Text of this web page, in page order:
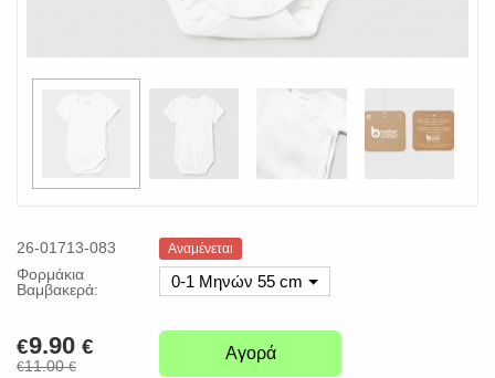
26-01713-083 Αναμένεται
Φορμάκια
Βαμβακερά:
0-1 Μηνών 55 cm
€9.90 €
€11.00€
Αγορά